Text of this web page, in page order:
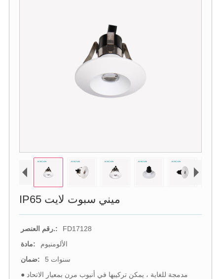
IP65 ميني سبوت لايت
رقم العنصر.:
FD17128
مادة:
الألومنيوم
ضمان:
5 سنوات
● مدمجة للغاية ، يمكن تركيبها في أنبوب مرن بمعيار الاتحاد